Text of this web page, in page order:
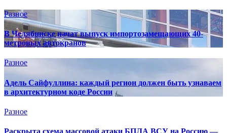
Разное
В Челябинске начат выпуск импортозамещающих 40-
метровых автокранов
Разное
Адель Сайфуллина: каждый регион должен быть узнаваем
в архитектурном коде России
Разное
Раскрыта схема массовой атаки БПЛА ВСУ на Россию —